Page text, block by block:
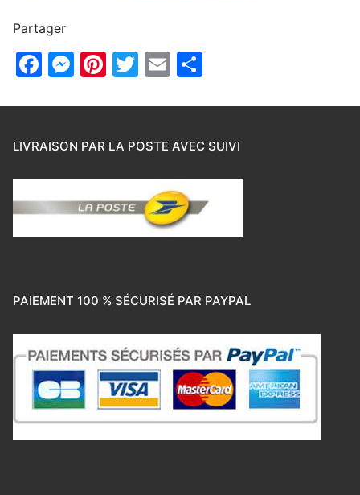
Partager
Facebook
Messenger
Pinterest
Twitter
Email
LIVRAISON PAR LA POSTE AVEC SUIVI
PAIEMENT 100 % SÉCURISÉ PAR PAYPAL